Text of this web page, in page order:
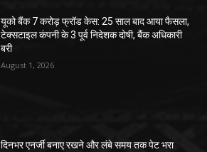
यूको बैंक 7 करोड़ फ्रॉड केस: 25 साल बाद आया फैसला,
टेक्सटाइल कंपनी के 3 पूर्व निदेशक दोषी, बैंक अधिकारी
बरी
August 1, 2026
दिनभर एनर्जी बनाए रखने और लंबे समय तक पेट भरा